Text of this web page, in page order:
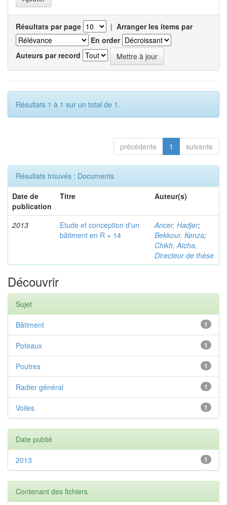
Résultats par page | Arranger les items par
En order
Auteurs par record
Résultats 1 à 1 sur un total de 1.
précédente 1 suivante
Résultats trouvés : Documents
Date de
publication
Titre Auteur(s)
2013
Etude et conception d'un
bâtiment en R + 14
Ancer, Hadjer;
Bekkour, Kenza;
Chikh, Aïcha,
Directeur de thèse
Découvrir
Sujet
1
Bâtiment
1
Poteaux
1
Poutres
1
Radier général
1
Voiles
Date publié
1
2013
Contenant des fichiers